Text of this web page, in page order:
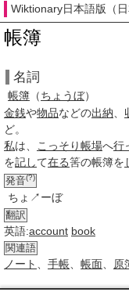
Wiktionary日本語版（日
帳簿
名詞
帳簿 （ちょうぼ）
金銭や物品などの出納、
ど。
私は、 こっそり帳場へ行
を記して在る筈の帳簿を
発音(?)
ちょ↗ーぼ
翻訳
英語:account book
関連語
ノート 手帳 帳面 原